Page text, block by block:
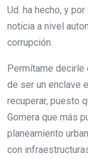
Ud. ha hecho, y
noticia a nivel
corrupción.
Permítame decirle
de ser un enclave
recuperar, puesto
Gomera que más
planeamiento
con